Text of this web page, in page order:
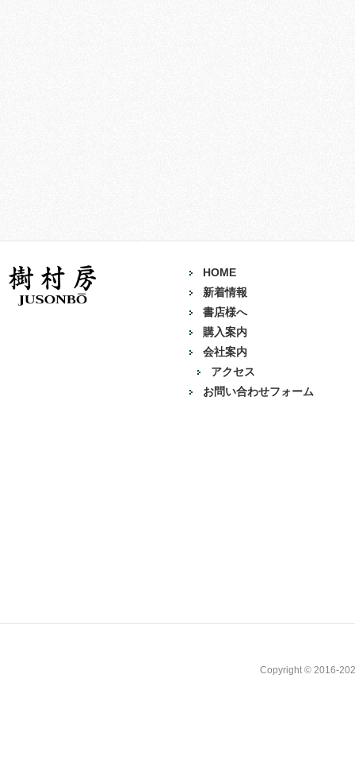
HOME
新着情報
書店様へ
購入案内
会社案内
アクセス
お問い合わせフォーム
Copyright © 2016-